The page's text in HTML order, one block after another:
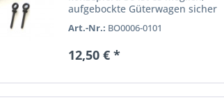
aufgebockte Güterwagen sicher
überpuffern. Die Kuppelstange
von Boerman und die...
Art.-Nr.: BO0006-0101
12,50 € *